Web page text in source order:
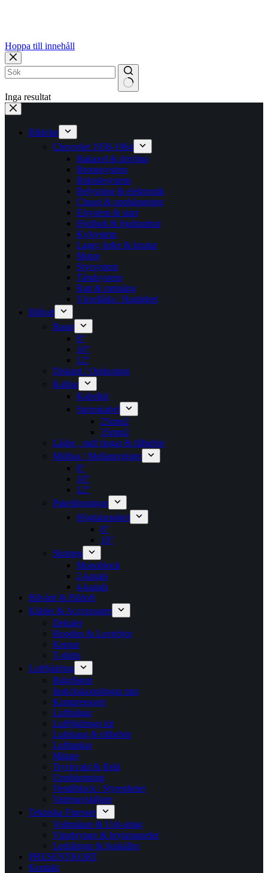
Hoppa till innehåll
Inga resultat
Bildelar
Chevrolet 1958-1964
Bakaxel & drivlina
Bromssystem
Bränslesystem
Belysning & elektronik
Chassi & upphängning
Elsystem & start
Hjulbult & hjulmuttrar
Kylsystem
Lager, leder & knutar
Motor
Styrsystem
Tändsystem
Ratt & rattstång
Växellåda / Hastighet
Billjud
Basar
8″
10″
12″
Diskant / Omkoning​
Kablar
Kabelkit
Strömkabel
25mm2
35mm2
Lådor , mdf ringar & tillbehör
Midbas / Mellanregister
8″
10″
12″
Paketlösningar
Högtalarpaket
8″
10″
Slutsteg
Monoblock
2-kanals
4-kanals
Bilvård & Bildoft
Kläder & Accessoarer
Dekaler
Hoodies & Luvtröjor
Kepsar
T-shirts
Luftfjädring
Bälgfästen
Instickskopplingar mm
Kompressorer
Luftbälgar
Luftfjädrings kit
Luftslang & tillbehör
Lufttankar
Mätare
Tryckvakt & Relä
Upphängning
Ventilblock / Styrenheter
Vattenavskiljare
Tekniska Finesser
Voltmätare & Usb-uttag
Vippbrytare & brytarpaneler
Ledslingor & ljuskällor
PRESENTKORT
Kontakt